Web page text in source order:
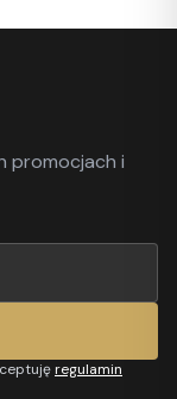
promocjach i
regulamin